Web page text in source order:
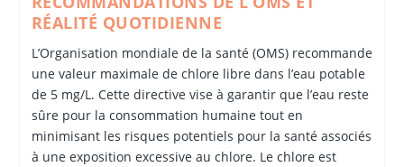
RÉALITÉ QUOTIDIENNE
L’Organisation mondiale de la santé (OMS) recommande
une valeur maximale de chlore libre dans l’eau potable
de 5 mg/L. Cette directive vise à garantir que l’eau reste
sûre pour la consommation humaine tout en
minimisant les risques potentiels pour la santé associés
à une exposition excessive au chlore. Le chlore est